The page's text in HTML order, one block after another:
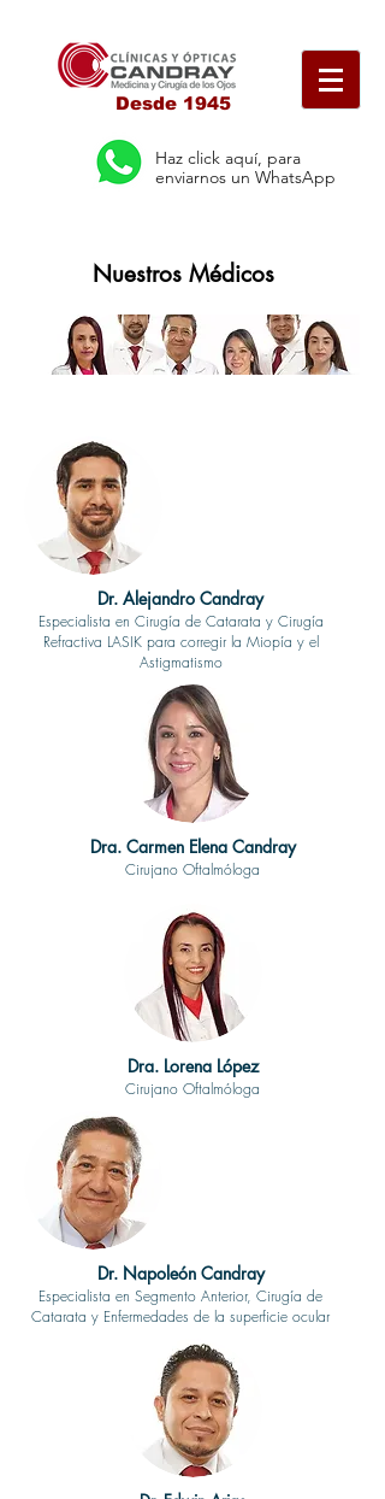
Desde 1945
Haz click aquí, para
enviarnos un WhatsApp
Nuestros Médicos
Dr. Alejandro Candray
Especialista en Cirugía de Catarata y Cirugía
Refractiva LASIK para corregir la Miopía y el
Astigmatismo
Dra. Carmen Elena Candray
Cirujano Oftalmóloga
Dra. Lorena López
Cirujano Oftalmóloga
Dr. Napoleón Candray
Especialista en Segmento Anterior, Cirugía de
Catarata y Enfermedades de la superficie ocular